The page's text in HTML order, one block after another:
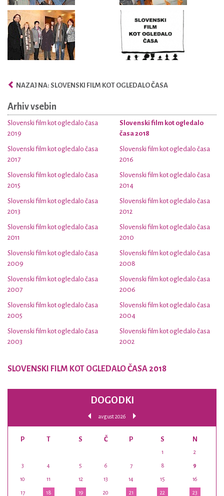
NAZAJ NA: SLOVENSKI FILM KOT OGLEDALO ČASA
Arhiv vsebin
Slovenski film kot ogledalo časa
2019
Slovenski film kot ogledalo
časa 2018
Slovenski film kot ogledalo časa
2017
Slovenski film kot ogledalo časa
2016
Slovenski film kot ogledalo časa
2015
Slovenski film kot ogledalo časa
2014
Slovenski film kot ogledalo časa
2013
Slovenski film kot ogledalo časa
2012
Slovenski film kot ogledalo časa
2011
Slovenski film kot ogledalo časa
2010
Slovenski film kot ogledalo časa
2009
Slovenski film kot ogledalo časa
2008
Slovenski film kot ogledalo časa
2007
Slovenski film kot ogledalo časa
2006
Slovenski film kot ogledalo časa
2005
Slovenski film kot ogledalo časa
2004
Slovenski film kot ogledalo časa
2003
Slovenski film kot ogledalo časa
2002
SLOVENSKI FILM KOT OGLEDALO ČASA 2018
DOGODKI
avgust 2026
P T S Č P S N
1 2
3 4 5 6 7 8 9
10 11 12 13 14 15 16
17 18 19 20 21 22 23